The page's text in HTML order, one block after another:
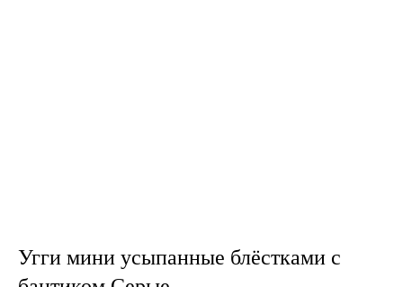
Угги мини усыпанные блёстками с